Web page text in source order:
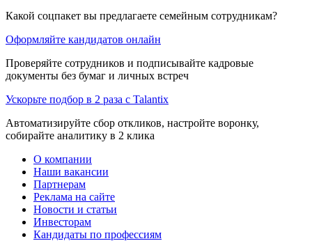
Какой соцпакет вы предлагаете семейным сотрудникам?
Оформляйте кандидатов онлайн
Проверяйте сотрудников и подписывайте кадровые
документы без бумаг и личных встреч
Ускорьте подбор в 2 раза с Talantix
Автоматизируйте сбор откликов, настройте воронку,
собирайте аналитику в 2 клика
О компании
Наши вакансии
Партнерам
Реклама на сайте
Новости и статьи
Инвесторам
Кандидаты по профессиям